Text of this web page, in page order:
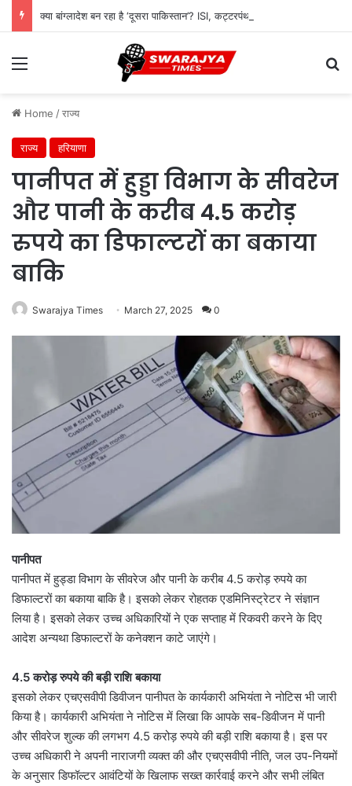
Menu
Home /राज्य
राज्य हरियाणा
पानीपत में हुड्डा विभाग के सीवरेज
और पानी के करीब 4.5 करोड़
रुपये का डिफाल्टरों का बकाया
बाकि
Swarajya Times March 27, 2025 0
पानीपत
पानीपत में हुड्डा विभाग के सीवरेज और पानी के करीब 4.5 करोड़ रुपये का
डिफाल्टरों का बकाया बाकि है। इसको लेकर रोहतक एडमिनिस्ट्रेटर ने संज्ञान
लिया है। इसको लेकर उच्च अधिकारियों ने एक सप्ताह में रिकवरी करने के दिए
आदेश अन्यथा डिफाल्टरों के कनेक्शन काटे जाएंगे।
4.5 करोड़ रुपये की बड़ी राशि बकाया
इसको लेकर एचएसवीपी डिवीजन पानीपत के कार्यकारी अभियंता ने नोटिस भी जारी
किया है। कार्यकारी अभियंता ने नोटिस में लिखा कि आपके सब-डिवीजन में पानी
और सीवरेज शुल्क की लगभग 4.5 करोड़ रुपये की बड़ी राशि बकाया है। इस पर
उच्च अधिकारी ने अपनी नाराजगी व्यक्त की और एचएसवीपी नीति, जल उप-नियमों
के अनुसार डिफॉल्टर आवंटियों के खिलाफ सख्त कार्रवाई करने और सभी लंबित